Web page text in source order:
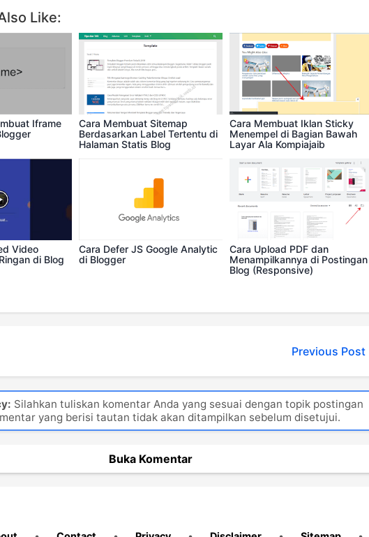
Facebook
Like:
Cara Membuat Sitemap
Berdasarkan Label Tertentu di
Halaman Statis Blog
Cara Membuat Iklan Sticky
Menempel di Bagian Bawah
Layar Ala Kompiajaib
Previous Post
Silahkan tuliskan komentar Anda yang sesuai dengan topik postingan
yang berisi tautan tidak akan ditampilkan sebelum disetujui.